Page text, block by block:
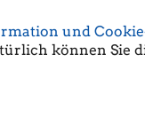
und
können Sie
auch nur gute Kontakte
ist der Dschungel
Inseraten.